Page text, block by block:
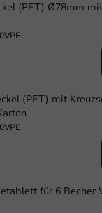
(PET) Ø78mm
(PET) mit
für 6 Becher